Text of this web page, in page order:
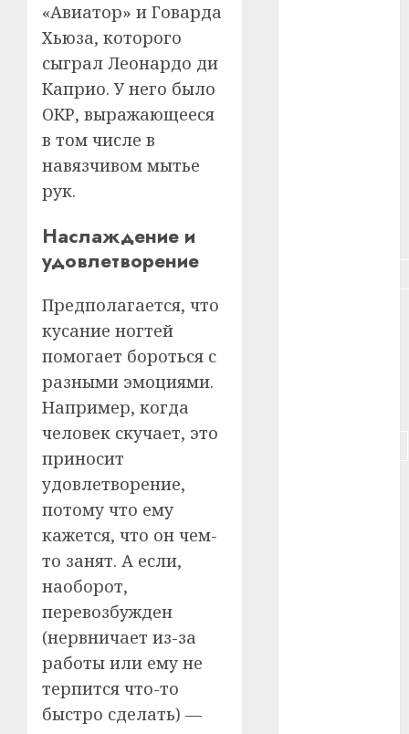
«Авиатор» и Говарда
Хьюза, которого
сыграл Леонардо ди
Каприо. У него было
ОКР, выражающееся
в том числе в
навязчивом мытье
рук.
Наслаждение и
удовлетворение
Предполагается, что
кусание ногтей
помогает бороться с
разными эмоциями.
Например, когда
человек скучает, это
приносит
удовлетворение,
потому что ему
кажется, что он чем-
то занят. А если,
наоборот,
перевозбужден
(нервничает из-за
работы или ему не
терпится что-то
быстро сделать) —